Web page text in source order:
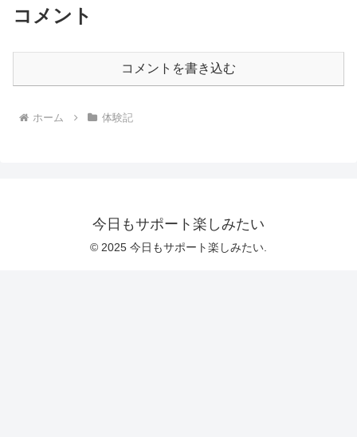
コメント
コメントを書き込む
ホーム 体験記
今日もサポート楽しみたい
© 2025 今日もサポート楽しみたい.